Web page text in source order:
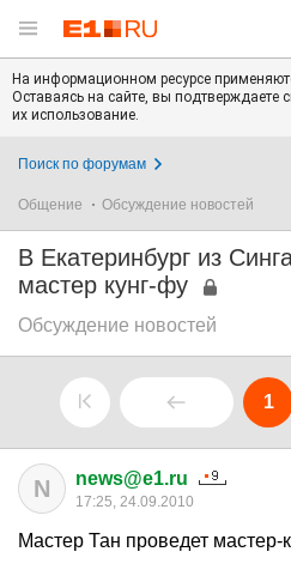
На информационном ресурсе
Оставаясь на сайте, вы подтверждаете
их использование.
Поиск по форумам
Общение Обсуждение новостей
В Екатеринбург из
мастер кунг-фу
Обсуждение новостей
1
N news@e1.ru
17:25, 24.09.2010
Мастер Тан проведет мастер-